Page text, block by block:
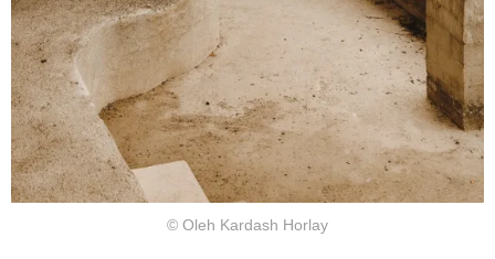
© Oleh Kardash Horlay